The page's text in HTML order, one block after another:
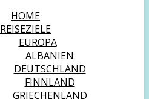
HOME
REISEZIELE
EUROPA
ALBANIEN
DEUTSCHLAND
FINNLAND
GRIECHENLAND